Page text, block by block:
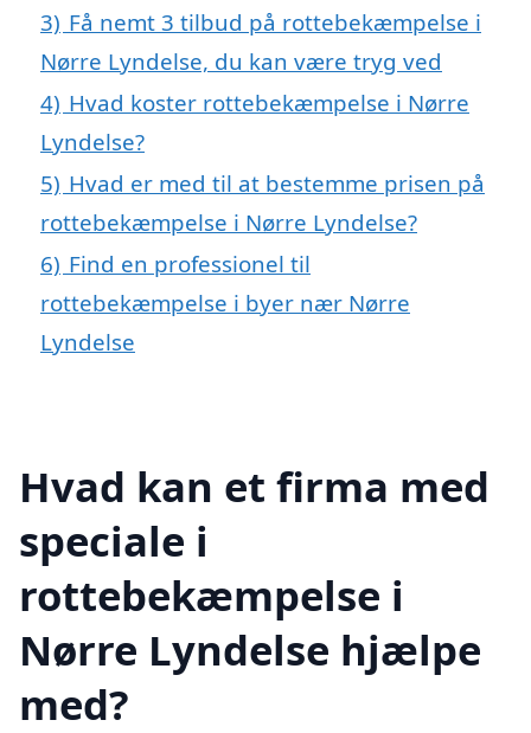
3) Få nemt 3 tilbud på rottebekæmpelse i
Nørre Lyndelse, du kan være tryg ved
4) Hvad koster rottebekæmpelse i Nørre
Lyndelse?
5) Hvad er med til at bestemme prisen på
rottebekæmpelse i Nørre Lyndelse?
6) Find en professionel til
rottebekæmpelse i byer nær Nørre
Lyndelse
Hvad kan et firma med
speciale i
rottebekæmpelse i
Nørre Lyndelse hjælpe
med?